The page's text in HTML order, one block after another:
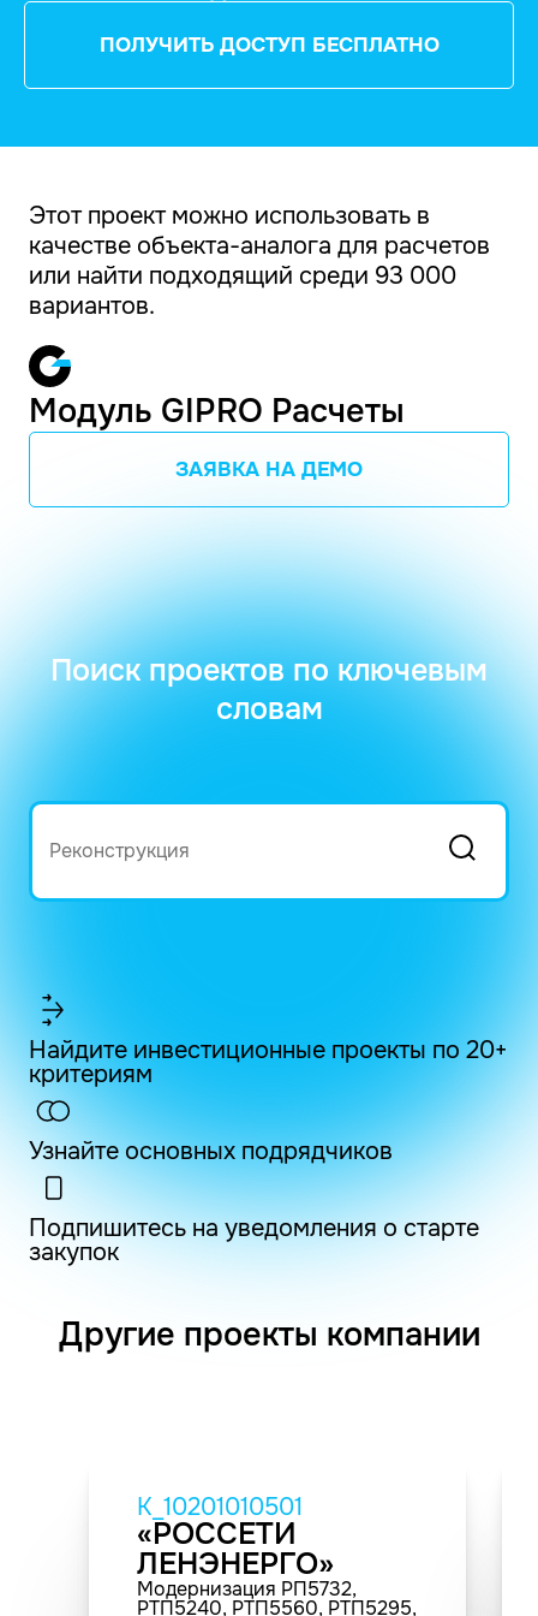
ПОЛУЧИТЬ ДОСТУП БЕСПЛАТНО
Этот проект можно использовать в
качестве объекта-аналога для расчетов
или найти подходящий среди 93 000
вариантов.
Модуль GIPRO Расчеты
ЗАЯВКА НА ДЕМО
Поиск проектов по ключевым
словам
Найдите инвестиционные проекты по 20+
критериям
Узнайте основных подрядчиков
Подпишитесь на уведомления о старте
закупок
Другие проекты компании
K_10201010501
«РОССЕТИ
ЛЕНЭНЕРГО»
Модернизация РП5732,
РТП5240, РТП5560, РТП5295,